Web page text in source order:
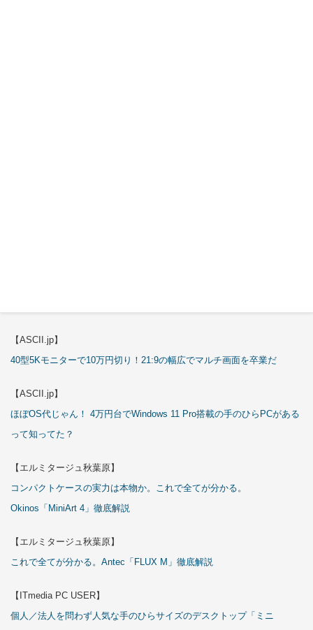
【ASCII.jp】
40型5Kモニターで10万円切り！21:9の幅広でマルチ画面を卒業だ
【ASCII.jp】
ほぼOS代じゃん！ 4万円台でWindows 11 Pro搭載の手のひらPCがある
って知ってた？
【エルミタージュ秋葉原】
コンパクトケースの実力は本物か。これで全てが分かる。
Okinos「MiniArt 4」徹底解説
【エルミタージュ秋葉原】
これで全てが分かる。Antec「FLUX M」徹底解説
【ITmedia PC USER】
個人／法人を問わず人気な手のひらサイズのデスクトップ「ミニ